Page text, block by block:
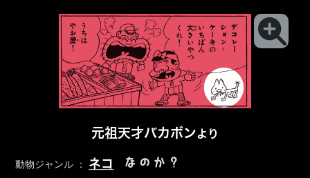
元祖天才バカボンより
動物ジャンル ： ネコ なのか？